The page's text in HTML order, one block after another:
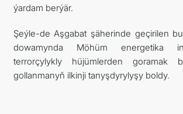
ýardam berýär.
Şeýle-de Aşgabat şäherinde geçirilen
dowamynda Möhüm energetika
terrorçylykly hüjümlerden goramak
gollanmanyň ilkinji tanyşdyrylyşy boldy.